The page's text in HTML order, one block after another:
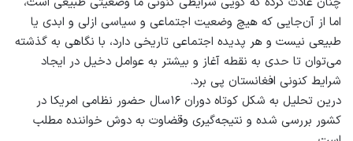
اما از آن‌جایی که هیچ وضعیت اجتماعی و سیاسی‌ ازلی و ابدی یا
طبیعی نیست و هر پدیده اجتماعی تاریخی دارد، با نگاهی به گذشته
می‌توان تا حدی به نقطه آغاز و بیشتر به عوامل دخیل در ایجاد
شرایط کنونی افغانستان پی برد.
درین تحلیل به شکل کوتاه دوران ۱۶سال حضور نظامی امریکا در
کشور بررسی شده و نتیجه‌گیری وقضاوت به دوش خواننده مطلب